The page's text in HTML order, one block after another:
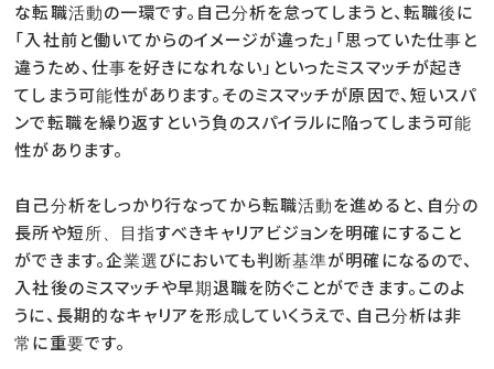
な転職活動の一環です。自己分析を怠ってしまうと、転職後に
「入社前と働いてからのイメージが違った」「思っていた仕事と
違うため、仕事を好きになれない」といったミスマッチが起き
てしまう可能性があります。そのミスマッチが原因で、短いスパ
ンで転職を繰り返すという負のスパイラルに陥ってしまう可能
性があります。
自己分析をしっかり行なってから転職活動を進めると、自分の
長所や短所、目指すべきキャリアビジョンを明確にすること
ができます。企業選びにおいても判断基準が明確になるので、
入社後のミスマッチや早期退職を防ぐことができます。このよ
うに、長期的なキャリアを形成していくうえで、自己分析は非
常に重要です。